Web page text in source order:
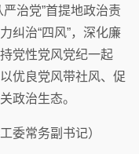
严治党”首提地政治责
纠治“四风”，深化廉
党性党风党纪一起
优良党风带社风、促
政治生态。
委常务副书记）